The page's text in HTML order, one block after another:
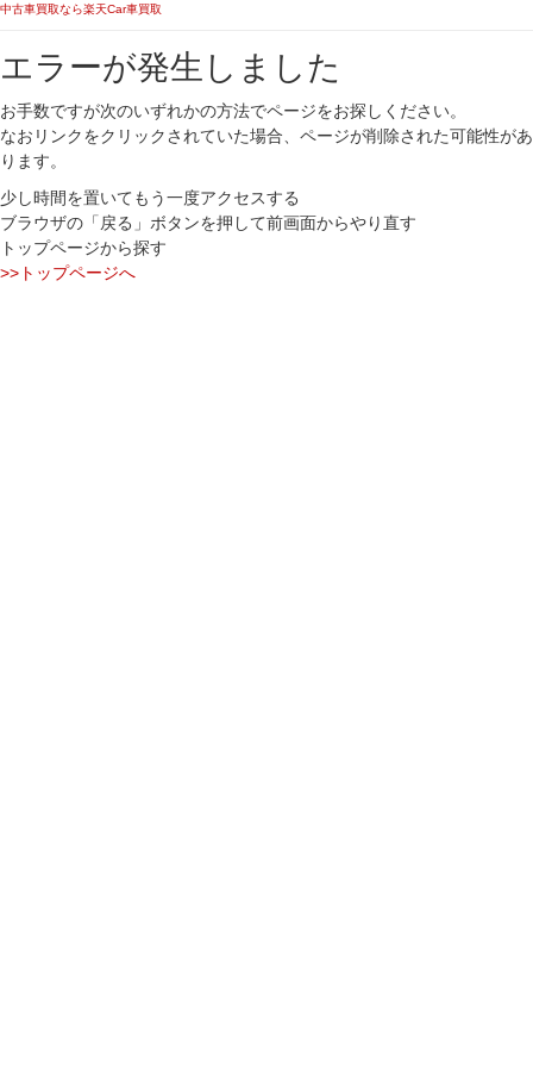
中古車買取なら楽天Car車買取
エラーが発生しました
お手数ですが次のいずれかの方法でページをお探しください。
なおリンクをクリックされていた場合、ページが削除された可能性があ
ります。
少し時間を置いてもう一度アクセスする
ブラウザの「戻る」ボタンを押して前画面からやり直す
トップページから探す
>>トップページへ